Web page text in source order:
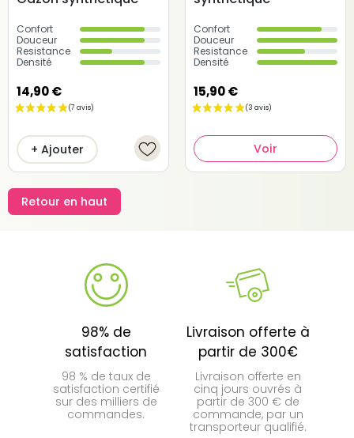
Confort
Douceur
Resistance
Densité
14,90 €
+ Ajouter
Confort
Douceur
Resistance
Densité
15,90 €
Voir
Retour en haut
98% de
satisfaction
98 % de taux de
satisfaction certifié
sur des milliers de
commandes.
Livraison offerte à
partir de 300€
Livraison offerte en
cinq jours ouvrés à
partir de 300 € de
commande, par un
transporteur qualifié.